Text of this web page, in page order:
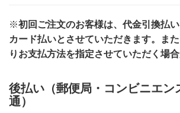
※初回ご注文のお客様は、代金引換払
カード払いとさせていただきます。ま
りお支払方法を指定させていただく場合
後払い（郵便局・コンビニエン
通）